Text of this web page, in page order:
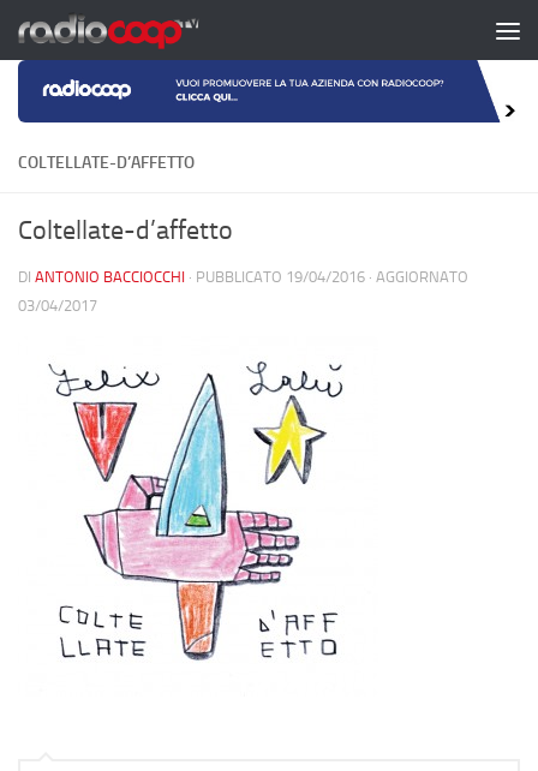
Salta al contenuto
COLTELLATE-D’AFFETTO
Coltellate-d’affetto
DI ANTONIO BACCIOCCHI · PUBBLICATO 19/04/2016 · AGGIORNATO
03/04/2017